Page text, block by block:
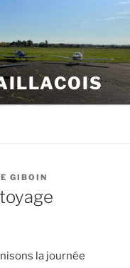
GIBOIN
la journée